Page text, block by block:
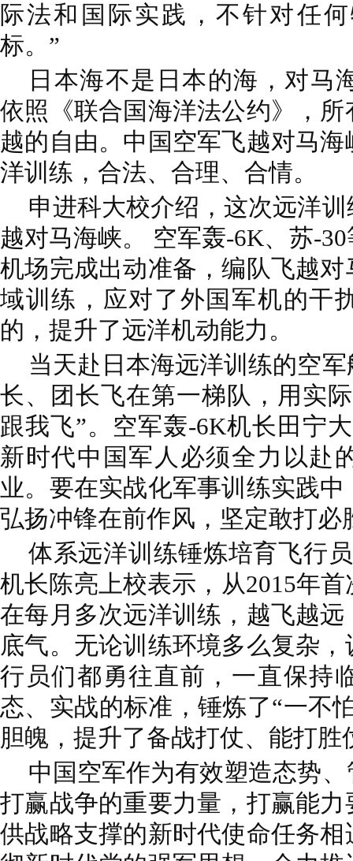
际法和国际实践，不针对任
标。”
日本海不是日本的海，对马
依照《联合国海洋法公约》，
越的自由。中国空军飞越对马
洋训练，合法、合理、合情。
申进科大校介绍，这次远洋
越对马海峡。 空军轰-6K、苏-
机场完成出动准备，编队飞越
域训练，应对了外国军机的干
的，提升了远洋机动能力。
当天赴日本海远洋训练的空
长、团长飞在第一梯队，用实
跟我飞”。空军轰-6K机长田宁
新时代中国军人必须全力以赴
业。要在实战化军事训练实践
弘扬冲锋在前作风，坚定敢打必
体系远洋训练锤炼培育飞行
机长陈亮上校表示，从2015年
在每月多次远洋训练，越飞越
底气。无论训练环境多么复杂
行员们都勇往直前，一直保持
态、实战的标准，锤炼了“一不
胆魄，提升了备战打仗、能打胜
中国空军作为有效塑造态势
打赢战争的重要力量，打赢能
供战略支撑的新时代使命任务